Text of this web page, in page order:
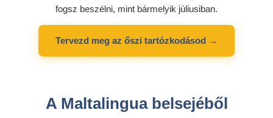
fogsz beszélni, mint bármelyik júliusiban.
Tervezd meg az őszi tartózkodásod →
A Maltalingua belsejéből